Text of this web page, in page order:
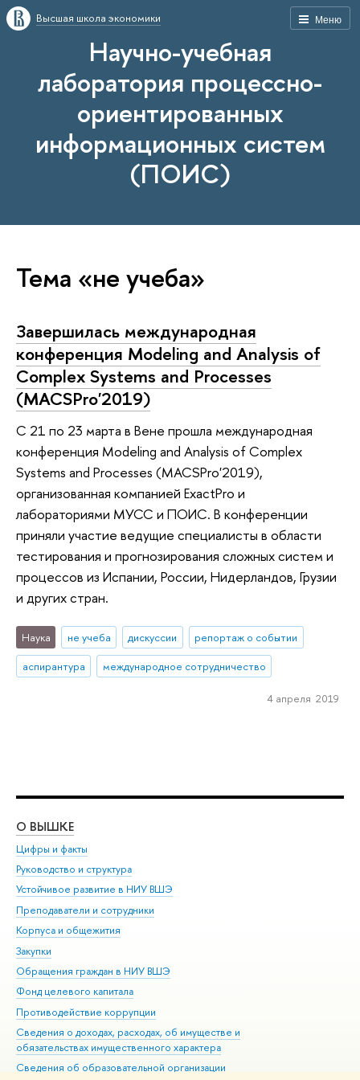
Меню
Высшая школа экономики
Научно-учебная
лаборатория процессно-
ориентированных
информационных систем
(ПОИС)
Тема «не учеба»
Завершилась международная
конференция Modeling and Analysis of
Complex Systems and Processes
(MACSPro'2019)
С 21 по 23 марта в Вене прошла международная
конференция Modeling and Analysis of Complex
Systems and Processes (MACSPro'2019),
организованная компанией ExactPro и
лабораториями МУСС и ПОИС. В конференции
приняли участие ведущие специалисты в области
тестирования и прогнозирования сложных систем и
процессов из Испании, России, Нидерландов, Грузии
и других стран.
Наука не учеба дискуссии
репортаж о событии
аспирантура
международное сотрудничество
4 апреля 2019
О ВЫШКЕ
Цифры и факты
Руководство и структура
Устойчивое развитие в НИУ ВШЭ
Преподаватели и сотрудники
Корпуса и общежития
Закупки
Обращения граждан в НИУ ВШЭ
Фонд целевого капитала
Противодействие коррупции
Сведения о доходах, расходах, об имуществе и
обязательствах имущественного характера
Сведения об образовательной организации